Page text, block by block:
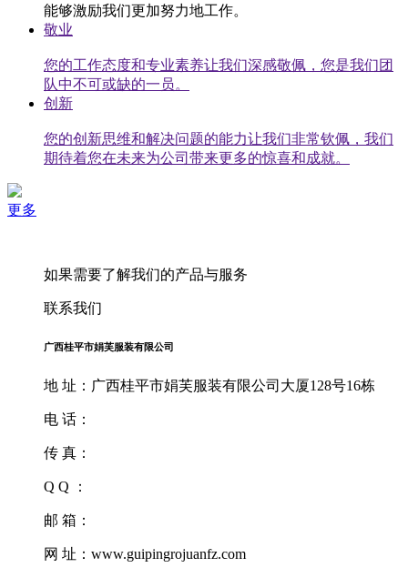
能够激励我们更加努力地工作。
敬业
您的工作态度和专业素养让我们深感敬佩，您是我们团
队中不可或缺的一员。
创新
您的创新思维和解决问题的能力让我们非常钦佩，我们
期待着您在未来为公司带来更多的惊喜和成就。
更多
如果需要了解我们的产品与服务
联系我们
广西桂平市娟芙服装有限公司
地 址：广西桂平市娟芙服装有限公司大厦128号16栋
电 话：
传 真：
Q Q ：
邮 箱：
网 址：www.guipingrojuanfz.com